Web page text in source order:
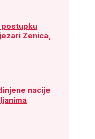
postupku
Zenica,
nacije